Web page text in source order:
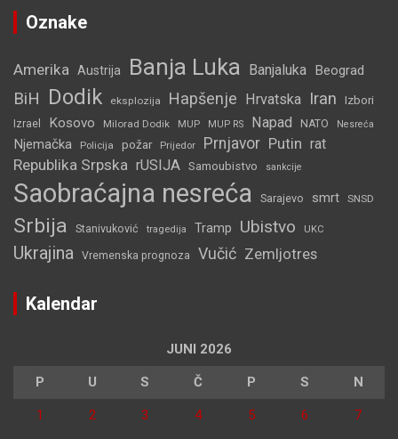
Oznake
Amerika Austrija Banja Luka Banjaluka Beograd
BiH Dodik eksplozija Hapšenje Hrvatska Iran Izbori
Izrael Kosovo Milorad Dodik MUP MUP RS Napad NATO Nesreća
Njemačka Policija požar Prijedor Prnjavor Putin rat
Republika Srpska rUSIJA Samoubistvo sankcije
Saobraćajna nesreća Sarajevo smrt SNSD
Srbija Stanivuković tragedija Tramp Ubistvo UKC
Ukrajina Vremenska prognoza Vučić Zemljotres
Kalendar
JUNI 2026
P U S Č P S N
1 2 3 4 5 6 7